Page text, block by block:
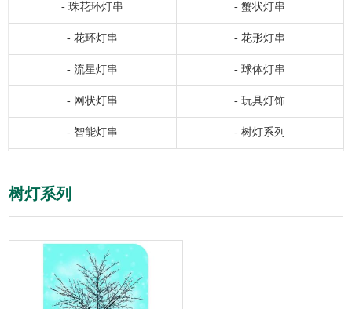
-珠花环灯串 - 蟹状灯串
-花环灯串 - 花形灯串
-流星灯串 - 球体灯串
- 网状灯串 - 玩具灯饰
- 智能灯串 - 树灯系列
树灯系列